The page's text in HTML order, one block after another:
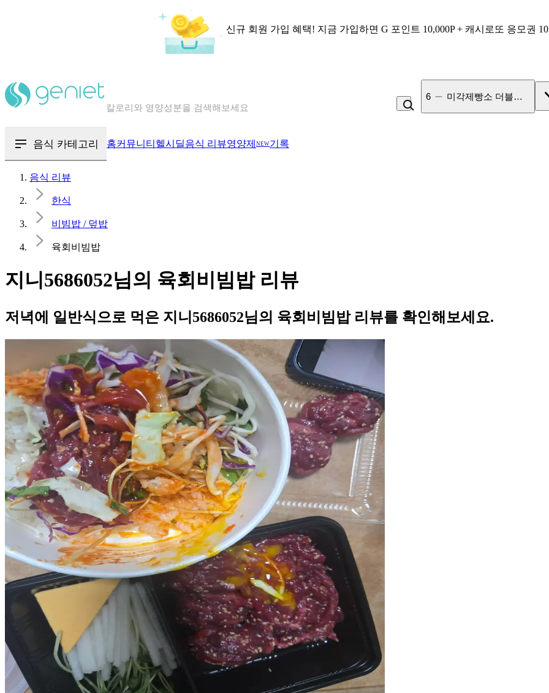
신규 회원 가입 혜택! 지금 가입하면 G 포인트 10,000P + 캐시로또 응모권
혈당 · 다이어트 음식 검색해보세요
7 고100 촉촉 고구마 스틱
음식 카테고리 홈커뮤니티 헬시딜음식 리뷰영양제 NEW기록
음식 리뷰
한식
비빔밥 / 덮밥
육회비빔밥
지니5686052님의 육회비빔밥 리뷰
저녁에 일반식으로 먹은 지니5686052님의 육회비빔밥 리뷰를 확인해보세요.